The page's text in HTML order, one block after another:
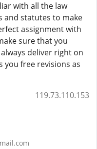
with all the law
and statutes to make
assignment with
sure that you
deliver right on
you free revisions as
119.73.110.153